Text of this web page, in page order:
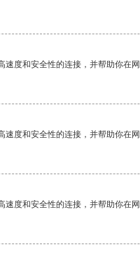
度和安全性的连接，并帮助你在网
度和安全性的连接，并帮助你在网
度和安全性的连接，并帮助你在网